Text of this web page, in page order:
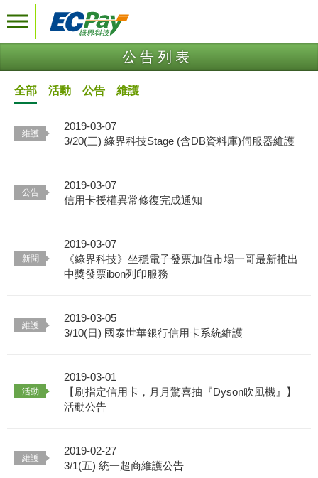
公告列表
全部 活動 公告 維護
2019-03-07
3/20(三) 綠界科技Stage (含DB資料庫)伺服器維護
2019-03-07
信用卡授權異常修復完成通知
2019-03-07
《綠界科技》坐穩電子發票加值市場一哥最新推出
中獎發票ibon列印服務
2019-03-05
3/10(日) 國泰世華銀行信用卡系統維護
2019-03-01
【刷指定信用卡，月月驚喜抽『Dyson吹風機』】
活動公告
2019-02-27
3/1(五) 統一超商維護公告